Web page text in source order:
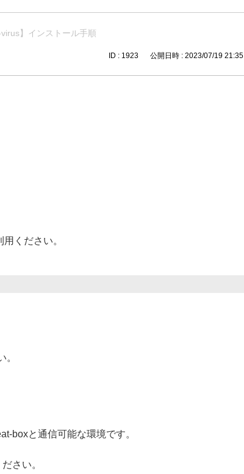
virus】インストール手順
ID : 1923 公開日時 : 2023/07/19 21:35
ください。
。
boxと通信可能な環境です。
さい。